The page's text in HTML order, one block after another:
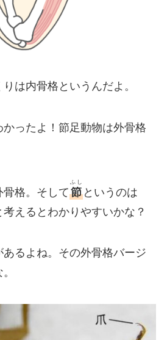
は内骨格というんだよ。
ったよ！節足動物は外骨格
骨格。そして節
ふし
というのは
考えるとわかりやすいかな？
あるよね。その外骨格バージ